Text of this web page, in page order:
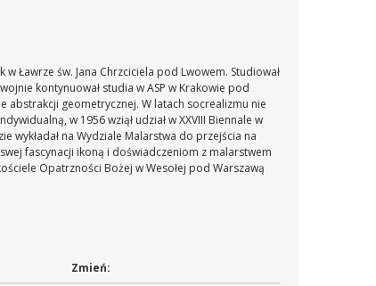
Ławrze św. Jana Chrzciciela pod Lwowem. Studiował
kontynuował studia w ASP w Krakowie pod
abstrakcji geometrycznej. W latach socrealizmu nie
w 1956 wziął udział w XXVIII Biennale w
wykładał na Wydziale Malarstwa do przejścia na
fascynacji ikoną i doświadczeniom z malarstwem
Opatrzności Bożej w Wesołej pod Warszawą
Zmień: